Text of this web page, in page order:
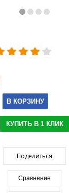
В КОРЗИНУ
КУПИТЬ В 1 КЛИК
Поделиться
Сравнение